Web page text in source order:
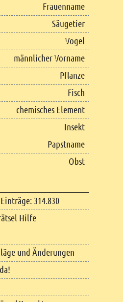
Frauenname
Säugetier
Vogel
männlicher Vorname
Pflanze
Fisch
chemisches Element
Insekt
Papstname
Obst
314.830
Hilfe
und Änderungen